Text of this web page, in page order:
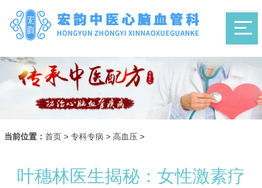
当前位置： 首页 > 专科专病 > 高血压 >
叶穗林医生揭秘：女性激素疗